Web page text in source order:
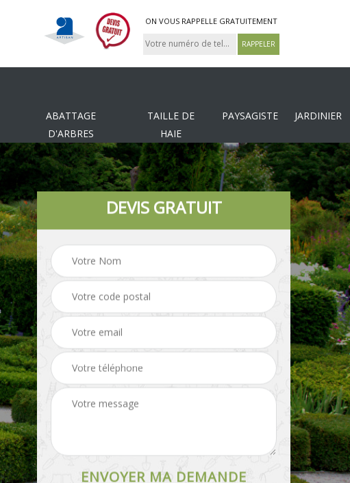
ON VOUS RAPPELLE GRATUITEMENT
ABATTAGE
D'ARBRES
TAILLE DE
HAIE
PAYSAGISTE JARDINIER
d'arbres Tonte et réfection de
pelouse Pose de clôture
DEVIS GRATUIT